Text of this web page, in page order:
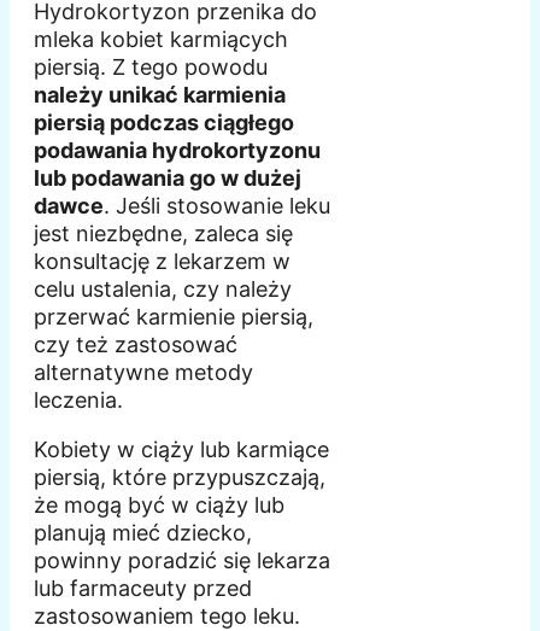
Hydrokortyzon przenika do
mleka kobiet karmiących
piersią. Z tego powodu
należy unikać karmienia
piersią podczas ciągłego
podawania hydrokortyzonu
lub podawania go w dużej
dawce. Jeśli stosowanie leku
jest niezbędne, zaleca się
konsultację z lekarzem w
celu ustalenia, czy należy
przerwać karmienie piersią,
czy też zastosować
alternatywne metody
leczenia.
Kobiety w ciąży lub karmiące
piersią, które przypuszczają,
że mogą być w ciąży lub
planują mieć dziecko,
powinny poradzić się lekarza
lub farmaceuty przed
zastosowaniem tego leku.